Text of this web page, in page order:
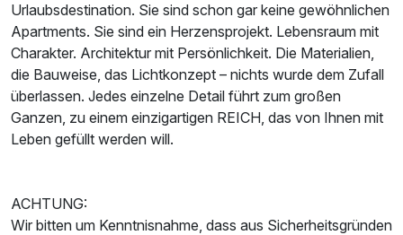
Urlaubsdestination. Sie sind schon gar keine gewöhnlichen
Apartments. Sie sind ein Herzensprojekt. Lebensraum mit
Charakter. Architektur mit Persönlichkeit. Die Materialien,
die Bauweise, das Lichtkonzept – nichts wurde dem Zufall
überlassen. Jedes einzelne Detail führt zum großen
Ganzen, zu einem einzigartigen REICH, das von Ihnen mit
Leben gefüllt werden will.
ACHTUNG:
Wir bitten um Kenntnisnahme, dass aus Sicherheitsgründen